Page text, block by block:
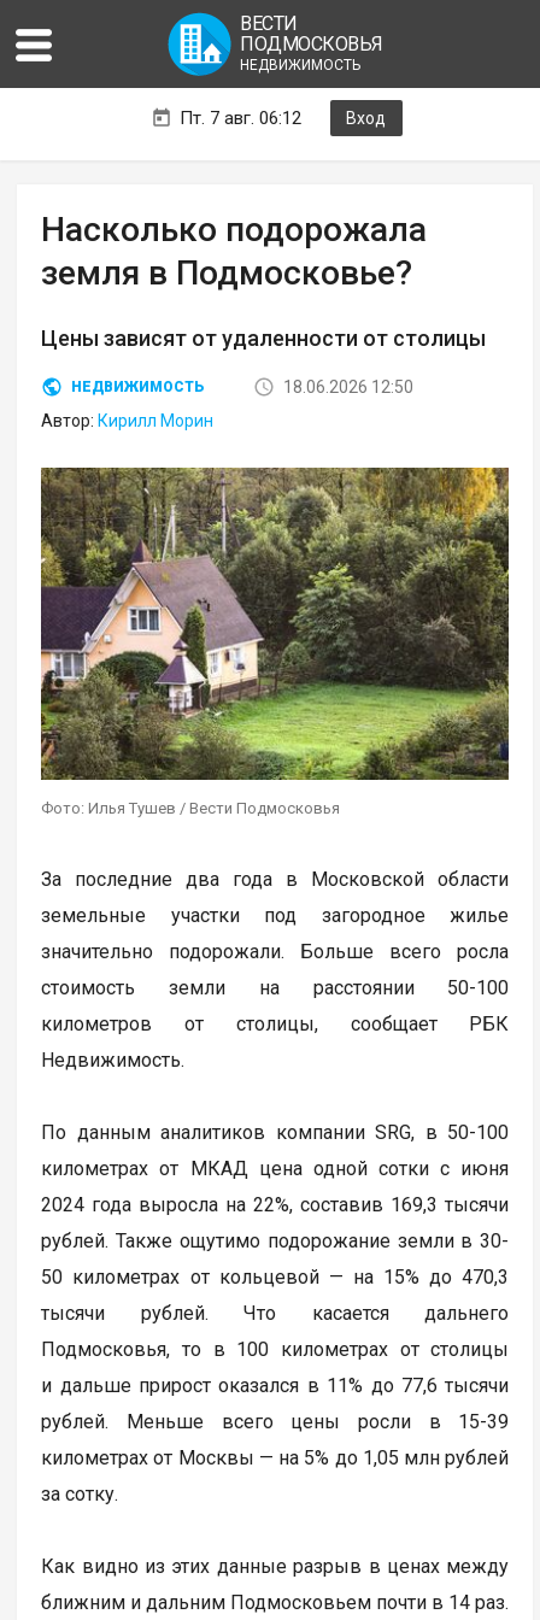
ВЕСТИ
ПОДМОСКОВЬЯ
НЕДВИЖИМОСТЬ
Пт. 7 авг. 06:12 Вход
Насколько подорожала
земля в Подмосковье?
Цены зависят от удаленности от столицы
НЕДВИЖИМОСТЬ
18.06.2026 12:50
Автор: Кирилл Морин
Фото: Илья Тушев / Вести Подмосковья
За последние два года в Московской области
земельные участки под загородное жилье
значительно подорожали. Больше всего росла
стоимость земли на расстоянии 50-100
километров от столицы, сообщает РБК
Недвижимость.
По данным аналитиков компании SRG, в 50-100
километрах от МКАД цена одной сотки с июня
2024 года выросла на 22%, составив 169,3 тысячи
рублей. Также ощутимо подорожание земли в 30-
50 километрах от кольцевой — на 15% до 470,3
тысячи рублей. Что касается дальнего
Подмосковья, то в 100 километрах от столицы
и дальше прирост оказался в 11% до 77,6 тысячи
рублей. Меньше всего цены росли в 15-39
километрах от Москвы — на 5% до 1,05 млн рублей
за сотку.
Как видно из этих данные разрыв в ценах между
ближним и дальним Подмосковьем почти в 14 раз.